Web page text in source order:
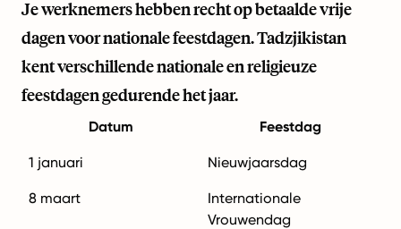
Je werknemers hebben recht op betaalde vrije
dagen voor nationale feestdagen. Tadzjikistan
kent verschillende nationale en religieuze
feestdagen gedurende het jaar.
Datum Feestdag
1 januari Nieuwjaarsdag
8 maart
Internationale
Vrouwendag